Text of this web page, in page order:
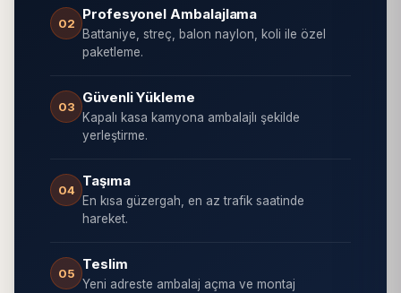
02
Profesyonel Ambalajlama
Battaniye, streç, balon naylon, koli ile özel
paketleme.
03
Güvenli Yükleme
Kapalı kasa kamyona ambalajlı şekilde
yerleştirme.
04
Taşıma
En kısa güzergah, en az trafik saatinde
hareket.
05
Teslim
Yeni adreste ambalaj açma ve montaj